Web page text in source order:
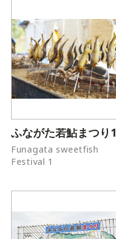
ふながた若鮎まつり1
Funagata sweetfish
Festival 1